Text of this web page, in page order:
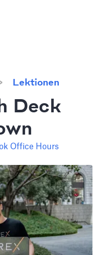
Lektionen
Deck
Office Hours